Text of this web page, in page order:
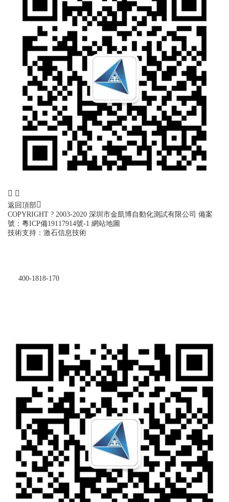
返回頂部
COPYRIGHT ? 2003-2020 深圳市金凱博自動化測試有限公司 備案
號： 粵ICP備19117914號-1 網站地圖
技術支持： 激石信息技術
400-1818-170